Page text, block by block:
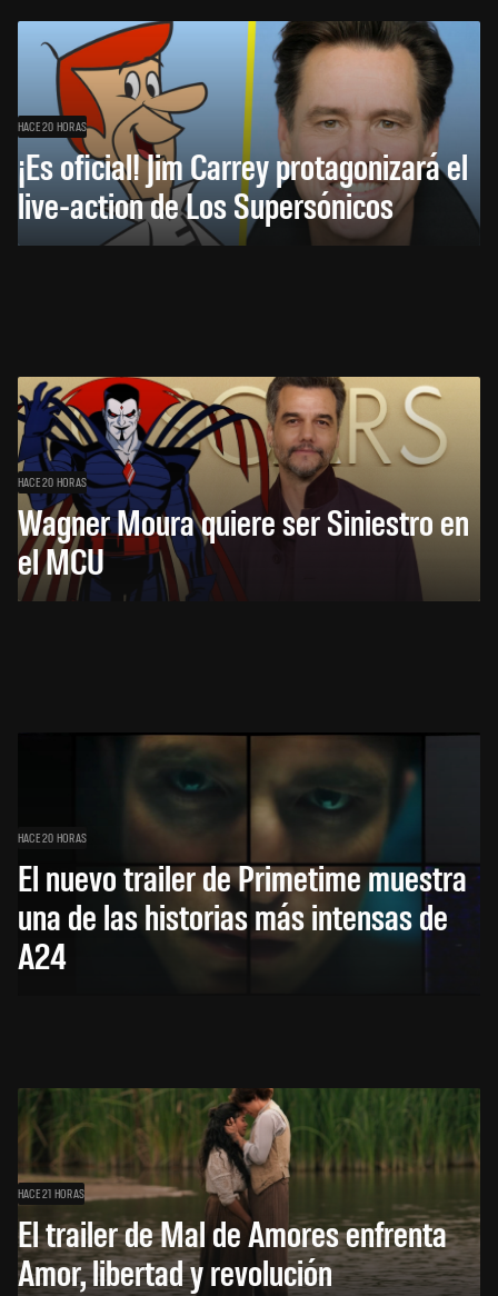
HACE 20 HORAS
¡Es oficial! Jim Carrey protagonizará el
live-action de Los Supersónicos
HACE 20 HORAS
Wagner Moura quiere ser Siniestro en
el MCU
HACE 20 HORAS
El nuevo trailer de Primetime muestra
una de las historias más intensas de
A24
HACE 21 HORAS
El trailer de Mal de Amores enfrenta
Amor, libertad y revolución